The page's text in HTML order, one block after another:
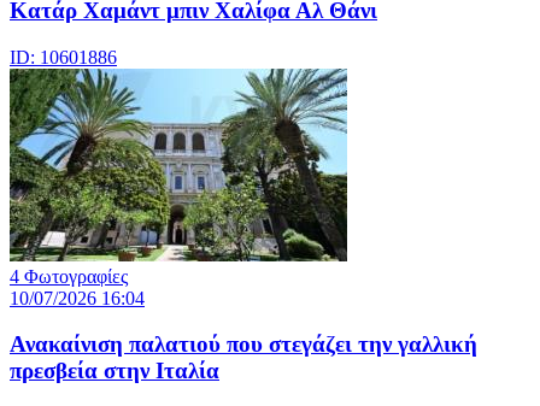
Κατάρ Χαμάντ μπιν Χαλίφα Αλ Θάνι
ID: 10601886
4 Φωτογραφίες
10/07/2026 16:04
Ανακαίνιση παλατιού που στεγάζει την γαλλική
πρεσβεία στην Ιταλία